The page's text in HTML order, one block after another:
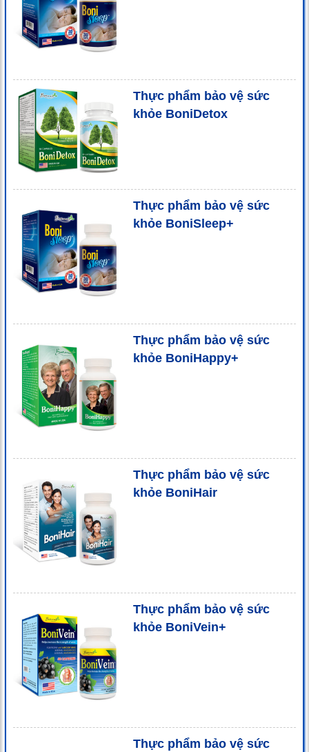
Thực phẩm bảo vệ sức
khỏe BoniDetox
Thực phẩm bảo vệ sức
khỏe BoniSleep+
Thực phẩm bảo vệ sức
khỏe BoniHappy+
Thực phẩm bảo vệ sức
khỏe BoniHair
Thực phẩm bảo vệ sức
khỏe BoniVein+
Thực phẩm bảo vệ sức